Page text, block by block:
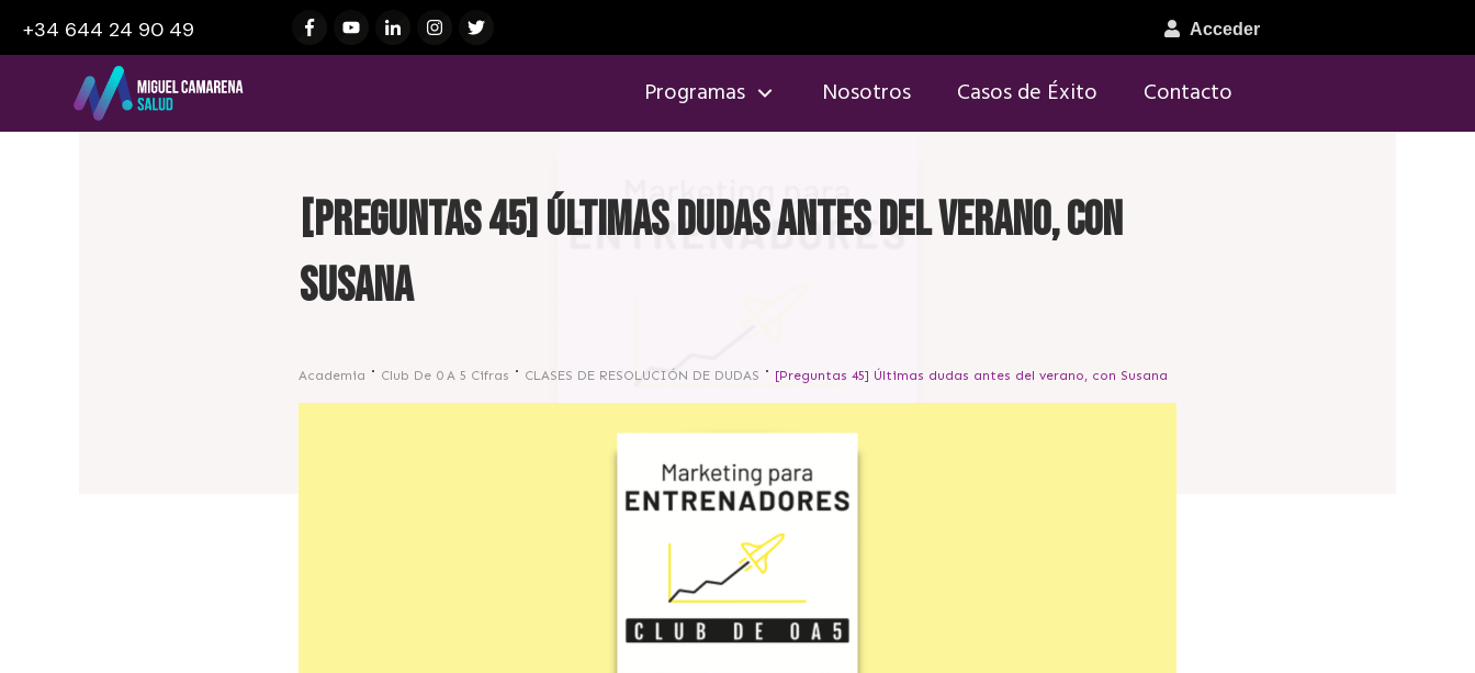
+34 644 24 90 49 Acceder
Programas Nosotros Casos de Éxito Contacto
[Preguntas 45] Últimas dudas antes del verano, con
Susana
Academia Club De 0 A 5 Cifras CLASES DE RESOLUCIÓN DE DUDAS [Preguntas 45] Últimas dudas antes del verano, con Susana